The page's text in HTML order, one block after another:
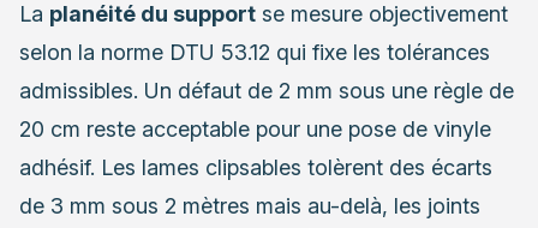
La planéité du support se mesure objectivement
selon la norme DTU 53.12 qui fixe les tolérances
admissibles. Un défaut de 2 mm sous une règle de
20 cm reste acceptable pour une pose de vinyle
adhésif. Les lames clipsables tolèrent des écarts
de 3 mm sous 2 mètres mais au-delà, les joints